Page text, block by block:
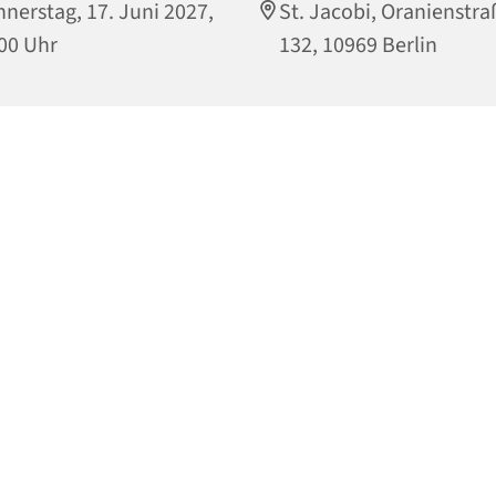
17. Juni 2027,
Uhr
St. Jacobi,
132, 10969 Berlin